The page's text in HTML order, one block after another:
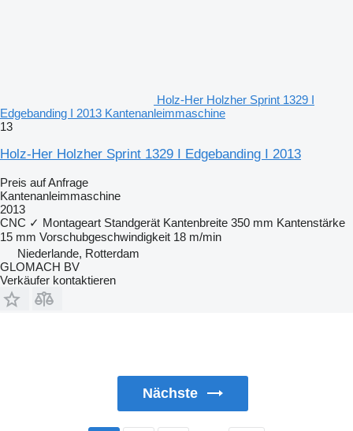
Holz-Her Holzher Sprint 1329 I
Edgebanding I 2013 Kantenanleimmaschine
13
Holz-Her Holzher Sprint 1329 I Edgebanding I 2013
Preis auf Anfrage
Kantenanleimmaschine
2013
CNC ✓ Montageart Standgerät Kantenbreite 350 mm Kantenstärke
15 mm Vorschubgeschwindigkeit 18 m/min
Niederlande, Rotterdam
GLOMACH BV
Verkäufer kontaktieren
Nächste